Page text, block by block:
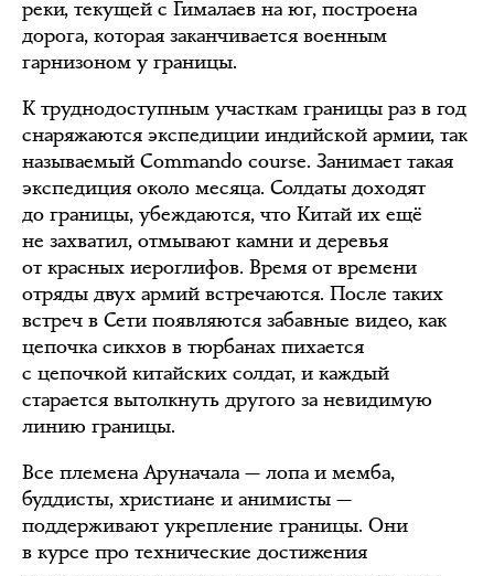
реки, текущей с Гималаев на юг, построена
дорога, которая заканчивается военным
гарнизоном у границы.
К труднодоступным участкам границы раз в год
снаряжаются экспедиции индийской армии, так
называемый Commando course. Занимает такая
экспедиция около месяца. Солдаты доходят
до границы, убеждаются, что Китай их ещё
не захватил, отмывают камни и деревья
от красных иероглифов. Время от времени
отряды двух армий встречаются. После таких
встреч в Сети появляются забавные видео, как
цепочка сикхов в тюрбанах пихается
с цепочкой китайских солдат, и каждый
старается вытолкнуть другого за невидимую
линию границы.
Все племена Аруначала — лопа и мемба,
буддисты, христиане и анимисты —
поддерживают укрепление границы. Они
в курсе про технические достижения